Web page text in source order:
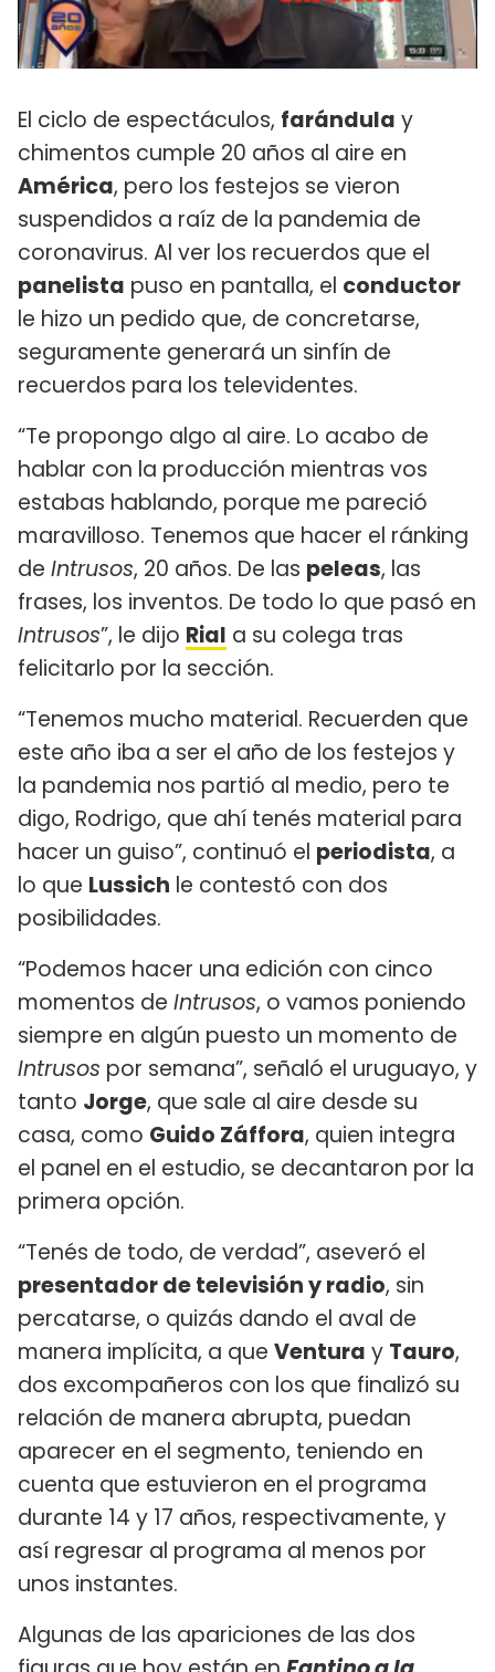
El ciclo de espectáculos, farándula y
chimentos cumple 20 años al aire en
América, pero los festejos se vieron
suspendidos a raíz de la pandemia de
coronavirus. Al ver los recuerdos que el
panelista puso en pantalla, el conductor
le hizo un pedido que, de concretarse,
seguramente generará un sinfín de
recuerdos para los televidentes.
“Te propongo algo al aire. Lo acabo de
hablar con la producción mientras vos
estabas hablando, porque me pareció
maravilloso. Tenemos que hacer el ránking
de Intrusos, 20 años. De las peleas, las
frases, los inventos. De todo lo que pasó en
Intrusos”, le dijo Rial a su colega tras
felicitarlo por la sección.
“Tenemos mucho material. Recuerden que
este año iba a ser el año de los festejos y
la pandemia nos partió al medio, pero te
digo, Rodrigo, que ahí tenés material para
hacer un guiso”, continuó el periodista, a
lo que Lussich le contestó con dos
posibilidades.
“Podemos hacer una edición con cinco
momentos de Intrusos, o vamos poniendo
siempre en algún puesto un momento de
Intrusos por semana”, señaló el uruguayo, y
tanto Jorge, que sale al aire desde su
casa, como Guido Záffora, quien integra
el panel en el estudio, se decantaron por la
primera opción.
“Tenés de todo, de verdad”, aseveró el
presentador de televisión y radio, sin
percatarse, o quizás dando el aval de
manera implícita, a que Ventura y Tauro,
dos excompañeros con los que finalizó su
relación de manera abrupta, puedan
aparecer en el segmento, teniendo en
cuenta que estuvieron en el programa
durante 14 y 17 años, respectivamente, y
así regresar al programa al menos por
unos instantes.
Algunas de las apariciones de las dos